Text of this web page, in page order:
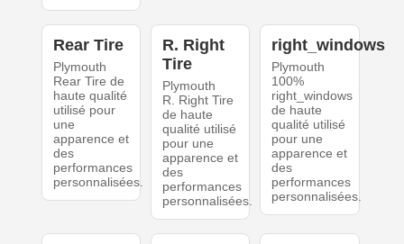
Rear Tire
Plymouth
Rear Tire de
haute qualité
utilisé pour
une
apparence et
des
performances
personnalisées.
R. Right
Tire
Plymouth
R. Right Tire
de haute
qualité utilisé
pour une
apparence et
des
performances
personnalisées.
right_windows
Plymouth
100%
right_windows
de haute
qualité utilisé
pour une
apparence et
des
performances
personnalisées.